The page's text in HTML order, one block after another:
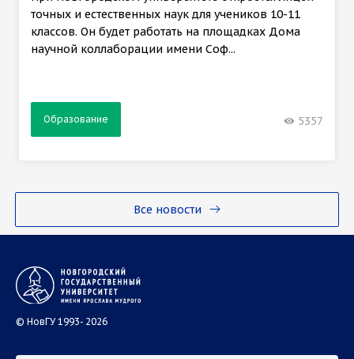
Все новости
точных и естественных наук для учеников 10-11
классов. Он будет работать на площадках Дома
научной коллаборации имени Соф...
Образование 5357
© НовГУ 1993- 2026